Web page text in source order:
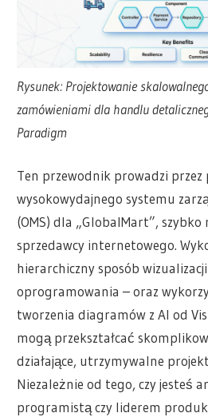
Rysunek: Projektowanie
zamówieniami dla handlu
Paradigm
Ten przewodnik prowadzi przez
wysokowydajnego systemu
(OMS) dla „GlobalMart”, szybko
sprzedawcy internetowego.
hierarchiczny sposób
oprogramowania – oraz
tworzenia diagramów z AI od
mogą przekształcać
działające, utrzymywalne
Niezależnie od tego, czy jesteś
programistą czy liderem